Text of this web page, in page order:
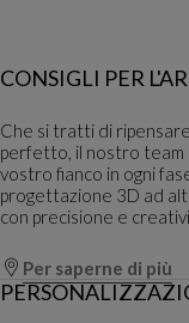
CONSIGLI PER
Che si tratti di
perfetto, il nostro team
vostro fianco in ogni
progettazione 3D ad
con precisione e
Per saperne di più